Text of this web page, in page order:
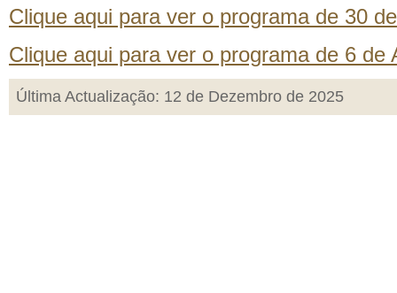
Clique aqui para ver o programa de 30
Clique aqui para ver o programa de 6 de
Última Actualização: 12 de Dezembro de 2025